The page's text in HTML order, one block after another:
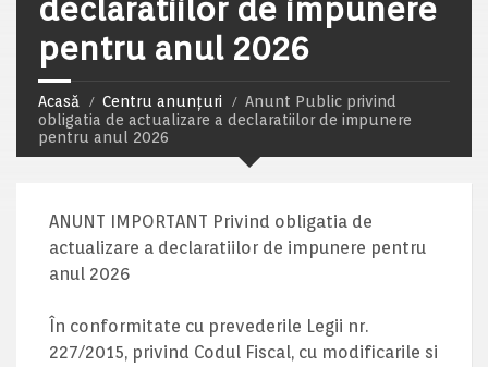
declaratiilor de impunere
pentru anul 2026
Acasă Centru anunțuri
Anunt Public privind
obligatia de actualizare a declaratiilor de impunere
pentru anul 2026
ANUNT IMPORTANT Privind obligatia de
actualizare a declaratiilor de impunere pentru
anul 2026
În conformitate cu prevederile Legii nr.
227/2015, privind Codul Fiscal, cu modificarile si